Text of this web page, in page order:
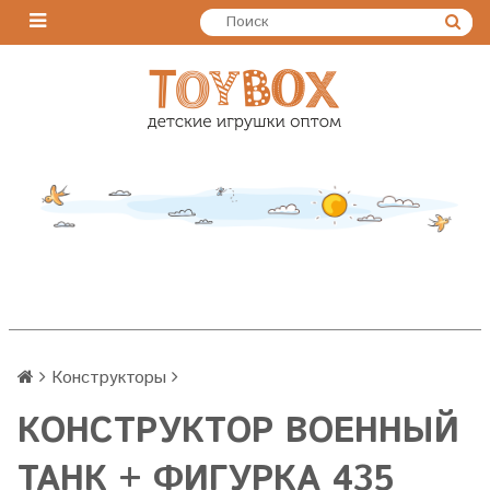
Конструкторы
КОНСТРУКТОР ВОЕННЫЙ